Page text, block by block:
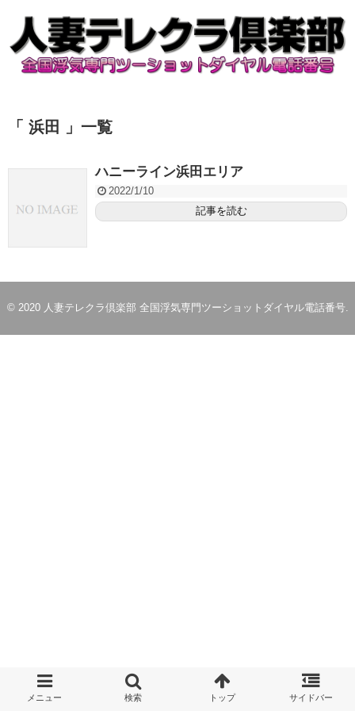
「 浜田 」一覧
ハニーライン浜田エリア
2022/1/10
記事を読む
© 2020 人妻テレクラ倶楽部 全国浮気専門ツーショットダイヤル電話番号.